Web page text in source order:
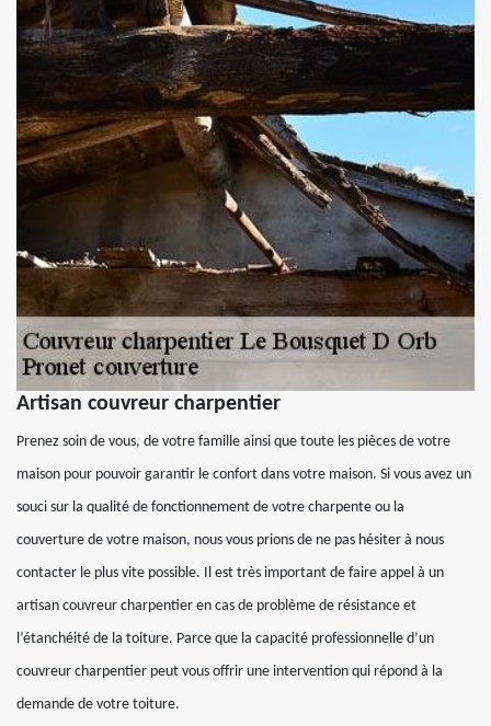
Artisan couvreur charpentier
Prenez soin de vous, de votre famille ainsi que toute les pièces de votre
maison pour pouvoir garantir le confort dans votre maison. Si vous avez un
souci sur la qualité de fonctionnement de votre charpente ou la
couverture de votre maison, nous vous prions de ne pas hésiter à nous
contacter le plus vite possible. Il est très important de faire appel à un
artisan couvreur charpentier en cas de problème de résistance et
l’étanchéité de la toiture. Parce que la capacité professionnelle d’un
couvreur charpentier peut vous offrir une intervention qui répond à la
demande de votre toiture.